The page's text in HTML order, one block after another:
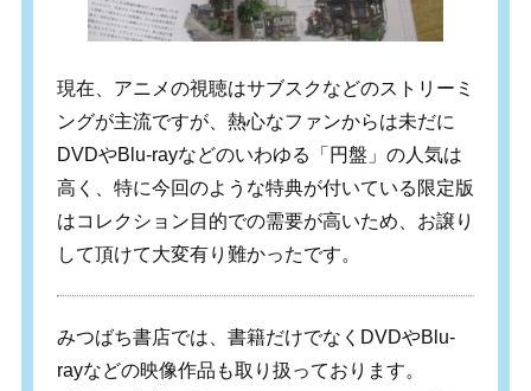
現在、アニメの視聴はサブスクなどのストリーミ
ングが主流ですが、熱心なファンからは未だに
DVDやBlu-rayなどのいわゆる「円盤」の人気は
高く、特に今回のような特典が付いている限定版
はコレクション目的での需要が高いため、お譲り
して頂けて大変有り難かったです。
みつばち書店では、書籍だけでなくDVDやBlu-
rayなどの映像作品も取り扱っております。